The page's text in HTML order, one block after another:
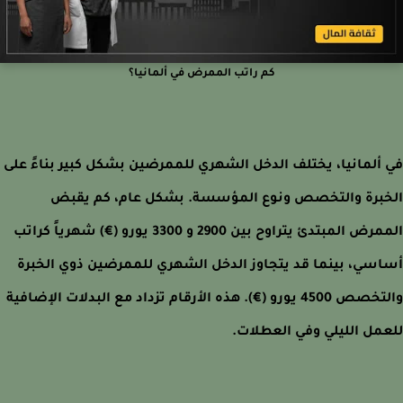
كم راتب الممرض في ألمانيا؟
ألمانيا، يختلف الدخل الشهري للممرضين بشكل كبير بناءً على
والتخصص ونوع المؤسسة. بشكل عام، كم يقبض
الممرض المبتدئ يتراوح بين 2900 و 3300 يورو (€) شهرياً كراتب
بينما قد يتجاوز الدخل الشهري للممرضين ذوي الخبرة
والتخصص 4500 يورو (€). هذه الأرقام تزداد مع البدلات الإضافية
الليلي وفي العطلات.